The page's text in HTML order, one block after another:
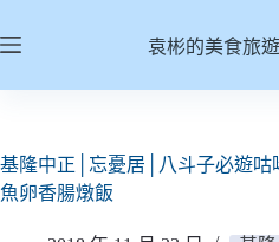
至
容
袁彬的美食旅
基隆中正│忘憂居│八斗子必遊咕
魚卵香腸燉飯